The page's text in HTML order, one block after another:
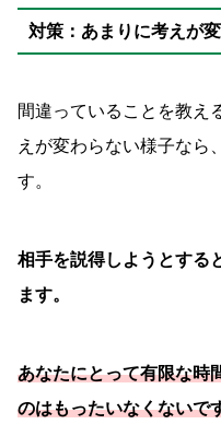
対策：あまりに考えが
間違っていることを教え
えが変わらない様子なら
す。
相手を説得しようとする
ます。
あなたにとって有限な時
のはもったいなくないで